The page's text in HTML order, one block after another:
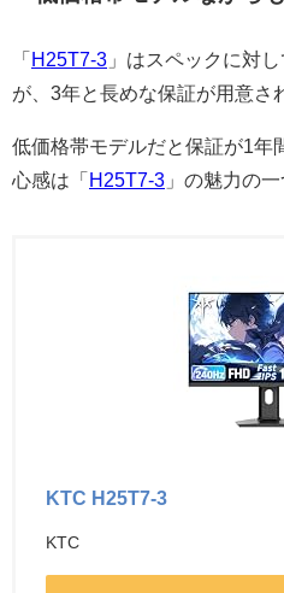
「 H25T7-3 」はスペックに対
が、3年と長めな保証が用意さ
低価格帯モデルだと保証が1年
心感は「 H25T7-3 」の魅力の
KTC H25T7-3
KTC